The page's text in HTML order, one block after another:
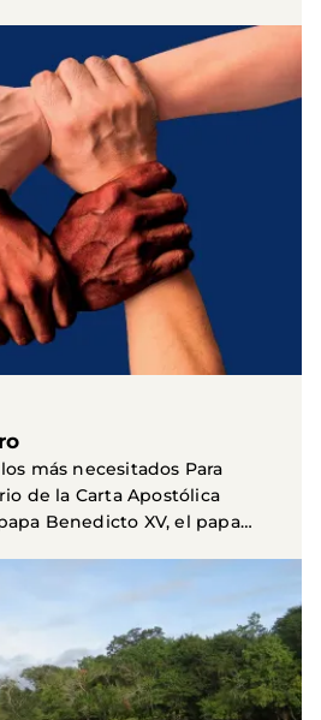
más necesitados Para
de la Carta Apostólica
Benedicto XV, el papa